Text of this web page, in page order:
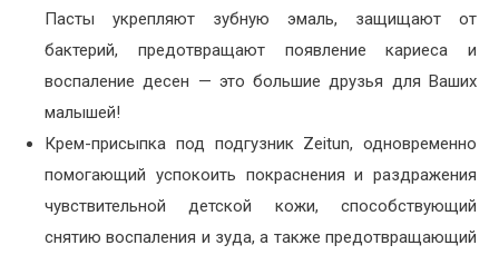
Пасты укрепляют зубную эмаль, защищают от
бактерий, предотвращают появление кариеса и
воспаление десен — это большие друзья для Ваших
малышей!
Крем-присыпка под подгузник Zeitun, одновременно
помогающий успокоить покраснения и раздражения
чувствительной детской кожи, способствующий
снятию воспаления и зуда, а также предотвращающий